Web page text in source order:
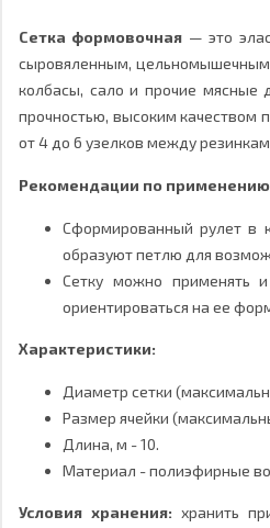
Сетка формовочная — это
сыровяленным, цельномышечным
колбасы, сало и прочие мясные
прочностью, высоким качеством
от 4 до 6 узелков между
Рекомендации по
Сформированный рулет в
образуют петлю для
Сетку можно применять
ориентироваться на ее
Характеристики:
Диаметр сетки
Размер ячейки
Длина, м - 10.
Материал - полиэфирные
Условия хранения: хранить